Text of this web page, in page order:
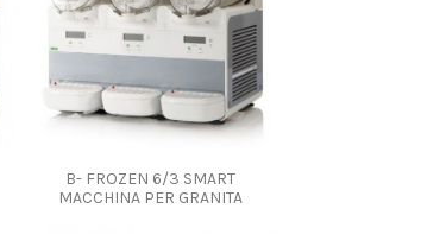
B- FROZEN 6/3 SMART
MACCHINA PER GRANITA